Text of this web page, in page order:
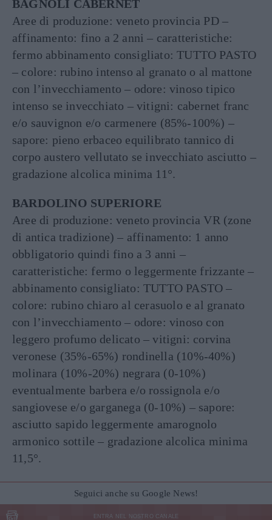
BAGNOLI CABERNET
Aree di produzione: veneto provincia PD –
affinamento: fino a 2 anni – caratteristiche:
fermo abbinamento consigliato: TUTTO PASTO
– colore: rubino intenso al granato o al mattone
con l’invecchiamento – odore: vinoso tipico
intenso se invecchiato – vitigni: cabernet franc
e/o sauvignon e/o carmenere (85%-100%) –
sapore: pieno erbaceo equilibrato tannico di
corpo austero vellutato se invecchiato asciutto –
gradazione alcolica minima 11°.
BARDOLINO SUPERIORE
Aree di produzione: veneto provincia VR (zone
di antica tradizione) – affinamento: 1 anno
obbligatorio quindi fino a 3 anni –
caratteristiche: fermo o leggermente frizzante –
abbinamento consigliato: TUTTO PASTO –
colore: rubino chiaro al cerasuolo e al granato
con l’invecchiamento – odore: vinoso con
leggero profumo delicato – vitigni: corvina
veronese (35%-65%) rondinella (10%-40%)
molinara (10%-20%) negrara (0-10%)
eventualmente barbera e/o rossignola e/o
sangiovese e/o garganega (0-10%) – sapore:
asciutto sapido leggermente amarognolo
armonico sottile – gradazione alcolica minima
11,5°.
Seguici anche su Google News!
ENTRA NEL NOSTRO CANALE